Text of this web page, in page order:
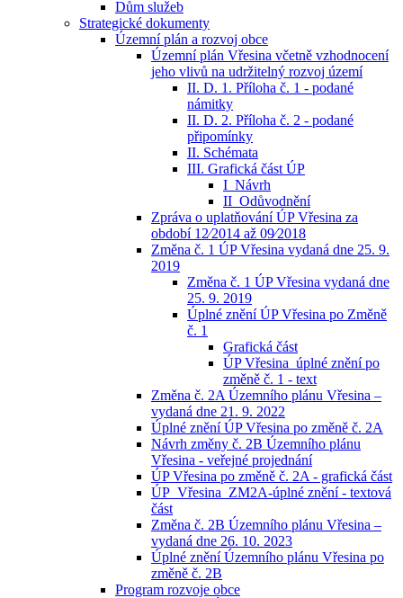
Dům služeb
Strategické dokumenty
Územní plán a rozvoj obce
Územní plán Vřesina včetně vzhodnocení
jeho vlivů na udržitelný rozvoj území
II. D. 1. Příloha č. 1 - podané
námitky
II. D. 2. Příloha č. 2 - podané
připomínky
II. Schémata
III. Grafická část ÚP
I_Návrh
II_Odůvodnění
Zpráva o uplatňování ÚP Vřesina za
období 12⁄2014 až 09⁄2018
Změna č. 1 ÚP Vřesina vydaná dne 25. 9.
2019
Změna č. 1 ÚP Vřesina vydaná dne
25. 9. 2019
Úplné znění ÚP Vřesina po Změně
č. 1
Grafická část
ÚP Vřesina_úplné znění po
změně č. 1 - text
Změna č. 2A Územního plánu Vřesina –
vydaná dne 21. 9. 2022
Úplné znění ÚP Vřesina po změně č. 2A
Návrh změny č. 2B Územního plánu
Vřesina - veřejné projednání
ÚP Vřesina po změně č. 2A - grafická část
ÚP_Vřesina_ZM2A-úplné znění - textová
část
Změna č. 2B Územního plánu Vřesina –
vydaná dne 26. 10. 2023
Úplné znění Územního plánu Vřesina po
změně č. 2B
Program rozvoje obce